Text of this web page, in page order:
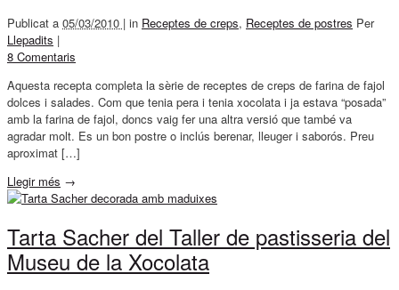
Publicat a 05/03/2010 | in Receptes de creps, Receptes de postres Per
Llepadits |
8 Comentaris
Aquesta recepta completa la sèrie de receptes de creps de farina de fajol
dolces i salades. Com que tenia pera i tenia xocolata i ja estava “posada”
amb la farina de fajol, doncs vaig fer una altra versió que també va
agradar molt. Es un bon postre o inclús berenar, lleuger i saborós. Preu
aproximat […]
Llegir més →
Tarta Sacher del Taller de pastisseria del
Museu de la Xocolata